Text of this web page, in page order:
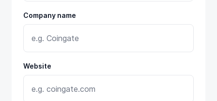
Company name
Website